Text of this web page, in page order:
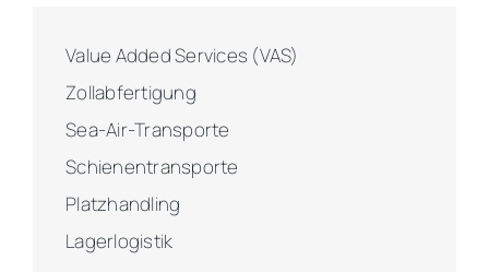
Value Added Services (VAS)
Zollabfertigung
Sea-Air-Transporte
Schienentransporte
Platzhandling
Lagerlogistik